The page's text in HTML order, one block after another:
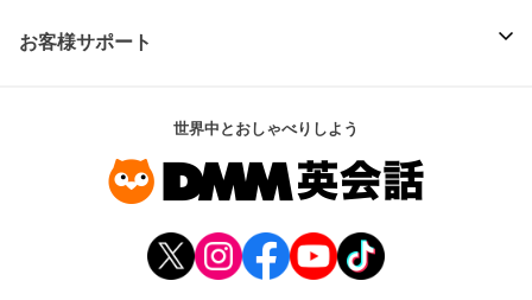
お客様サポート
世界中とおしゃべりしよう